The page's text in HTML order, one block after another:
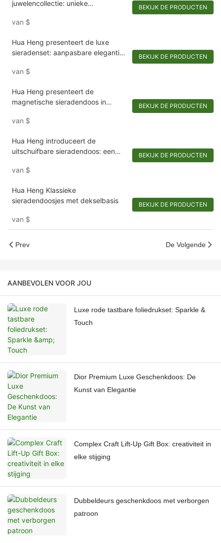
juwelencollectie: unieke
sieraden
van $
BEKIJK DE PRODUCTEN
Hua Heng presenteert de luxe
sieradenset: aanpasbare elegantie
van $
BEKIJK DE PRODUCTEN
Hua Heng presenteert de
magnetische sieradendoos in
souvenirs-1721984551582989
van $
BEKIJK DE PRODUCTEN
Hua Heng introduceert de
uitschuifbare sieradendoos: een
versieringen
van $
BEKIJK DE PRODUCTEN
Hua Heng Klassieke
sieradendoosjes met dekselbasis
van $
BEKIJK DE PRODUCTEN
Prev De Volgende
AANBEVOLEN VOOR JOU
Luxe rode tastbare foliedrukset: Sparkle &
Touch
Dior Premium Luxe Geschenkdoos: De
Kunst van Elegantie
Complex Craft Lift-Up Gift Box: creativiteit in
elke stijging
Dubbeldeurs geschenkdoos met verborgen
patroon